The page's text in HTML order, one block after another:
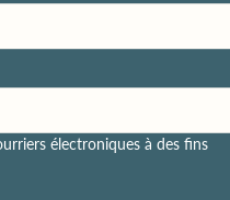
électroniques à des fins